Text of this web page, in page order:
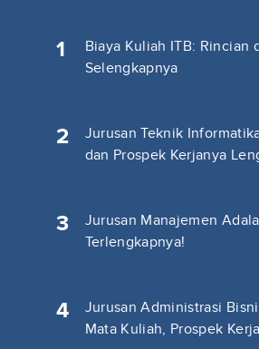
1
Biaya Kuliah ITB: Rincian
Selengkapnya
2
Jurusan Teknik
dan Prospek Kerjanya
3
Jurusan Manajemen
Terlengkapnya!
4
Jurusan Administrasi
Mata Kuliah, Prospek